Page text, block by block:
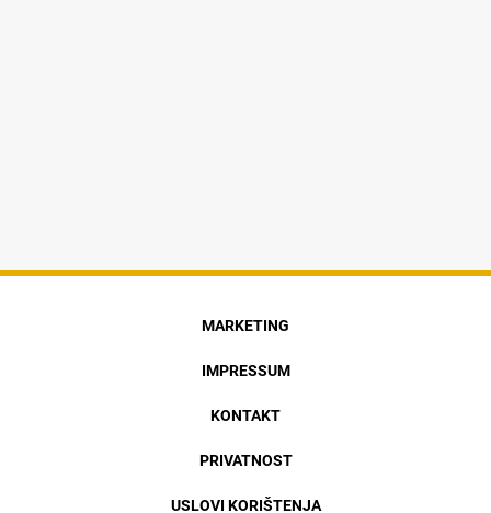
MARKETING
IMPRESSUM
KONTAKT
PRIVATNOST
USLOVI KORIŠTENJA